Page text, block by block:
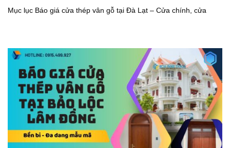
Mục lục Báo giá cửa thép vân gỗ tại Đà Lạt – Cửa chính, cửa